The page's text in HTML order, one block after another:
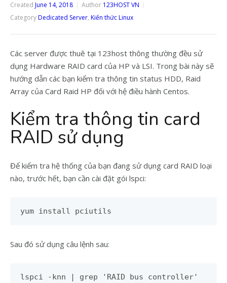
Created June 14, 2018 Author 123HOST VN
CategoryDedicated Server, Kiến thức Linux
Các server được thuê tại 123host thông thường đều sử
dụng Hardware RAID card của HP và LSI. Trong bài này sẽ
hướng dẫn các bạn kiểm tra thông tin status HDD, Raid
Array của Card Raid HP đối với hệ điều hành Centos.
Kiểm tra thông tin card
RAID sử dụng
Để kiểm tra hệ thống của bạn đang sử dụng card RAID loại
nào, trước hết, bạn cần cài đặt gói lspci:
yum install pciutils
Sau đó sử dụng câu lệnh sau:
lspci -knn | grep 'RAID bus controller'